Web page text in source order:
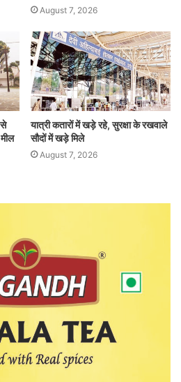
August 7, 2026
यात्री कतारों में खड़े रहे, सुरक्षा के रखवाले
सौदों में खड़े मिले
August 7, 2026